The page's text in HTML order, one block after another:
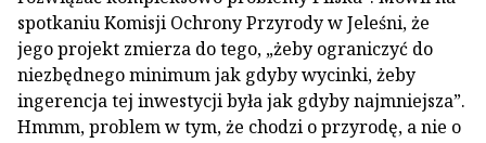
spotkaniu Komisji Ochrony Przyrody w Jeleśni, że
jego projekt zmierza do tego, „żeby ograniczyć do
niezbędnego minimum jak gdyby wycinki, żeby
ingerencja tej inwestycji była jak gdyby najmniejsza”.
Hmmm, problem w tym, że chodzi o przyrodę, a nie o